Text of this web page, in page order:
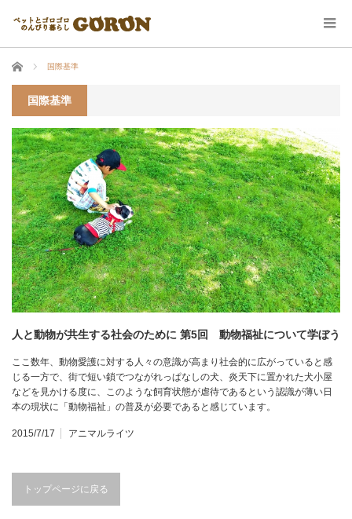
ホーム 国際基準
国際基準
人と動物が共生する社会のために 第5回 動物福祉について学ぼう
ここ数年、動物愛護に対する人々の意識が高まり社会的に広がっていると感
じる一方で、街で短い鎖でつながれっぱなしの犬、炎天下に置かれた犬小屋
などを見かける度に、このような飼育状態が虐待であるという認識が薄い日
本の現状に「動物福祉」の普及が必要であると感じています。
2015/7/17 アニマルライツ
トップページに戻る